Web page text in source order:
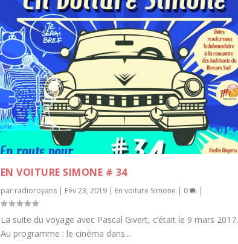
EN VOITURE SIMONE # 34
par radioroyans| Fév 23, 2019| En voiture Simone | 0 |
La suite du voyage avec Pascal Givert, c’était le 9 mars 2017.
Au programme : le cinéma dans...